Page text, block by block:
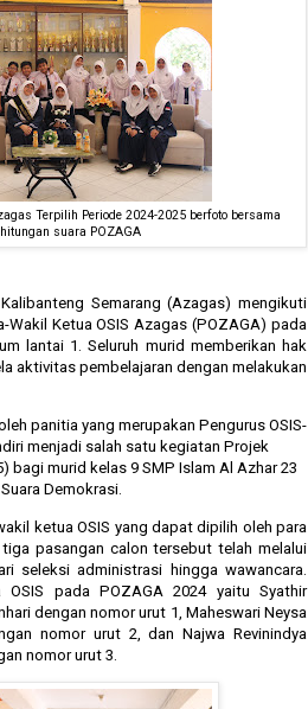
Terpilih Periode 2024-2025 berfoto bersama
suara POZAGA
Semarang (Azagas) mengikuti
Ketua OSIS Azagas (POZAGA) pada
lantai 1. Seluruh murid memberikan hak
aktivitas pembelajaran dengan melakukan
panitia yang merupakan Pengurus OSIS-
menjadi salah satu kegiatan Projek
bagi murid kelas 9 SMP Islam Al Azhar 23
Demokrasi.
ketua OSIS yang dapat dipilih oleh para
pasangan calon tersebut telah melalui
seleksi administrasi hingga wawancara.
OSIS pada POZAGA 2024 yaitu Syathir
dengan nomor urut 1, Maheswari Neysa
nomor urut 2, dan Najwa Revinindya
nomor urut 3.